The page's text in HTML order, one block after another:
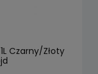
Czarny/Złoty